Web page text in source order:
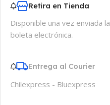
Retira en Tienda
Disponible una vez enviada la
boleta electrónica.
Entrega al Courier
Chilexpress - Bluexpress